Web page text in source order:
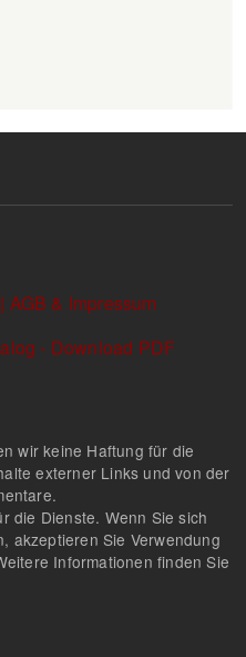
& Impressum
- Download PDF
wir keine Haftung für die
externer Links und von der
die Dienste. Wenn Sie sich
akzeptieren Sie Verwendung
Informationen finden Sie